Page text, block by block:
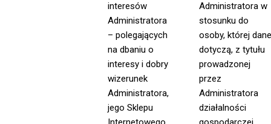
interesów
Administratora
– polegających
na dbaniu o
interesy i dobry
wizerunek
Administratora,
jego Sklepu
Administratora w
stosunku do
osoby, której
dotyczą, z tytułu
prowadzonej
przez
Administratora
działalności